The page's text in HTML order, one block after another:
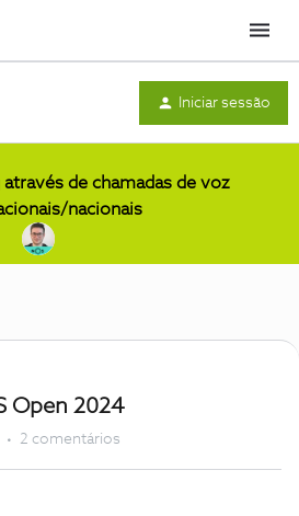
Menu
Iniciar sessão
de chamadas de voz
nacionais
Open 2024
2 comentários